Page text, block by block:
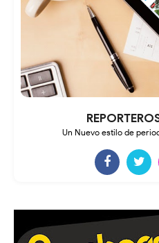
Un Nuevo estilo de